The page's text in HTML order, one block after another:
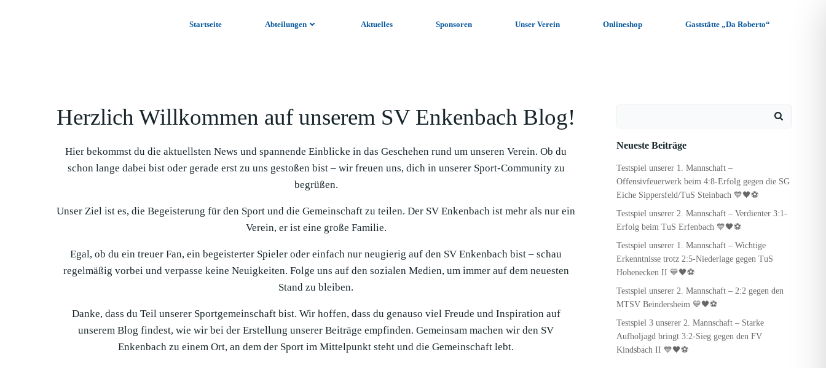
Startseite Abteilungen Aktuelles Sponsoren Unser Verein Onlineshop Gaststätte „Da Roberto“
Herzlich Willkommen auf unserem SV Enkenbach Blog!
Hier bekommst du die aktuellsten News und spannende Einblicke in das Geschehen rund um unseren Verein. Ob du
schon lange dabei bist oder gerade erst zu uns gestoßen bist – wir freuen uns, dich in unserer Sport-Community zu
begrüßen.
Unser Ziel ist es, die Begeisterung für den Sport und die Gemeinschaft zu teilen. Der SV Enkenbach ist mehr als nur ein
Verein, er ist eine große Familie.
Egal, ob du ein treuer Fan, ein begeisterter Spieler oder einfach nur neugierig auf den SV Enkenbach bist – schau
regelmäßig vorbei und verpasse keine Neuigkeiten. Folge uns auf den sozialen Medien, um immer auf dem neuesten
Stand zu bleiben.
Danke, dass du Teil unserer Sportgemeinschaft bist. Wir hoffen, dass du genauso viel Freude und Inspiration auf
unserem Blog findest, wie wir bei der Erstellung unserer Beiträge empfinden. Gemeinsam machen wir den SV
Enkenbach zu einem Ort, an dem der Sport im Mittelpunkt steht und die Gemeinschaft lebt.
Neueste Beiträge
Testspiel unserer 1. Mannschaft –
Offensivfeuerwerk beim 4:8-Erfolg gegen die SG
Eiche Sippersfeld/TuS Steinbach 💙🖤⚽
Testspiel unserer 2. Mannschaft – Verdienter 3:1-
Erfolg beim TuS Erfenbach 💙🖤⚽
Testspiel unserer 1. Mannschaft – Wichtige
Erkenntnisse trotz 2:5-Niederlage gegen TuS
Hohenecken II 💙🖤⚽
Testspiel unserer 2. Mannschaft – 2:2 gegen den
MTSV Beindersheim 💙🖤⚽
Testspiel 3 unserer 2. Mannschaft – Starke
Aufholjagd bringt 3:2-Sieg gegen den FV
Kindsbach II 💙🖤⚽